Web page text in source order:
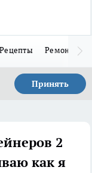
Рецепты Ремонт
Принять
2
как я